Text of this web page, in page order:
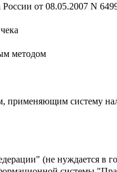
от 08.05.2007 N
методом
применяющим систему
(не нуждается в